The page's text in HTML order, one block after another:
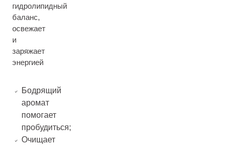
гидролипидный
баланс,
освежает
и
заряжает
энергией
Бодрящий
аромат
помогает
пробудиться;
Очищает